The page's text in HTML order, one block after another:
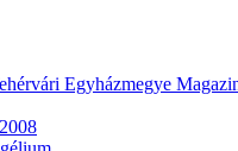
Egyházmegye